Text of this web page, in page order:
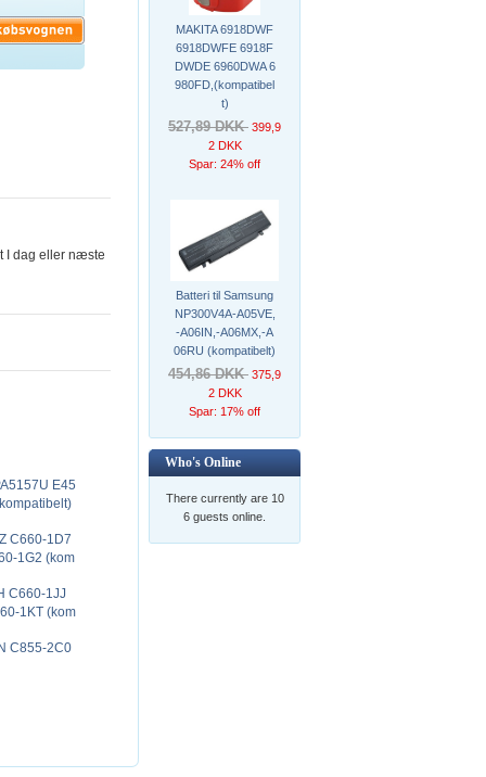
I dag eller næste
E45
C660-1D7
1G2 (kom
C660-1JJ
1KT (kom
C855-2C0
MAKITA 6918DWF
6918DWFE 6918F
DWDE 6960DWA 6
980FD,(kompatibel
t)
527,89 DKK 399,9
2 DKK
Spar: 24% off
Batteri til Samsung
NP300V4A-A05VE,
-A06IN,-A06MX,-A
06RU (kompatibelt)
454,86 DKK 375,9
2 DKK
Spar: 17% off
Who's Online
There currently are 10
6 guests online.